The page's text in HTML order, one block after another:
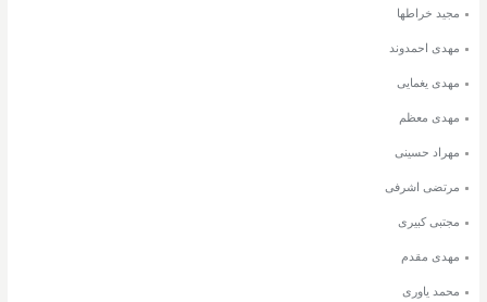
مجید خراطها
مهدی احمدوند
مهدی یغمایی
مهدی معظم
مهراد حسینی
مرتضی اشرفی
مجتبی کبیری
مهدی مقدم
محمد یاوری